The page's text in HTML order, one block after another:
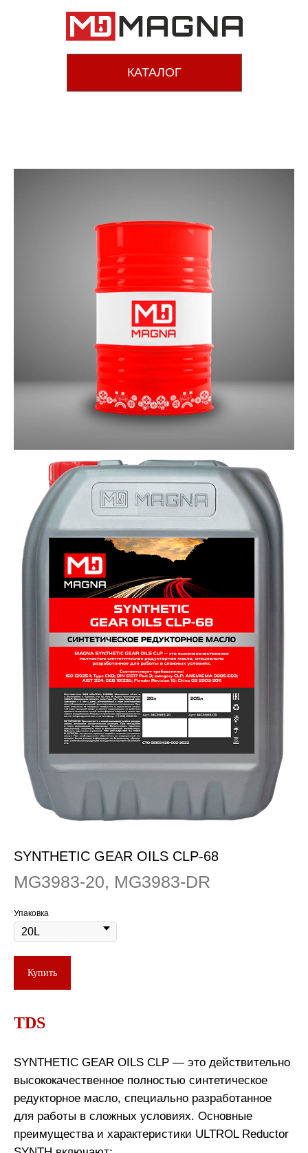
КАТАЛОГ
SYNTHETIC GEAR OILS CLP-68
MG3983-20, MG3983-DR
Упаковка
Купить
TDS
SYNTHETIC GEAR OILS CLP — это действительно
высококачественное полностью синтетическое
редукторное масло, специально разработанное
для работы в сложных условиях. Основные
преимущества и характеристики ULTROL Reductor